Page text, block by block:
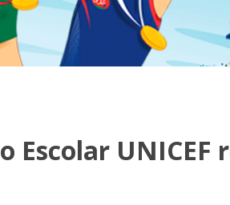
Escolar UNICEF